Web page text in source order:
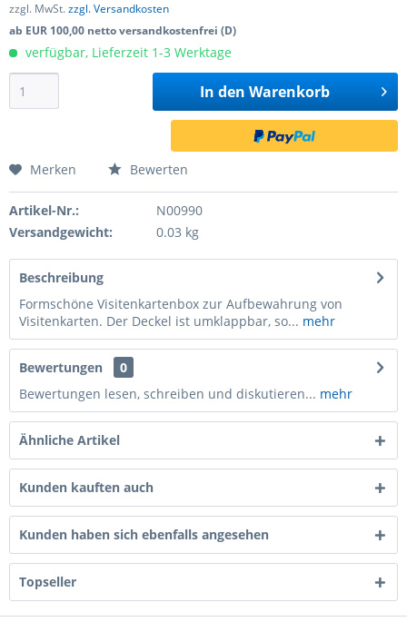
zzgl. MwSt.zzgl. Versandkosten
ab EUR 100,00 netto versandkostenfrei (D)
verfügbar, Lieferzeit 1-3 Werktage
In den Warenkorb
Merken Bewerten
Artikel-Nr.:
N00990
Versandgewicht:
0.03 kg
Beschreibung
Formschöne Visitenkartenbox zur Aufbewahrung von
Visitenkarten. Der Deckel ist umklappbar, so... mehr
Bewertungen
0
Bewertungen lesen, schreiben und diskutieren... mehr
Ähnliche Artikel
Kunden kauften auch
Kunden haben sich ebenfalls angesehen
Topseller